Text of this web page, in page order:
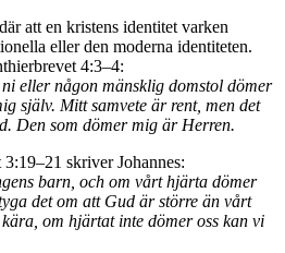
att en kristens identitet varken
eller den moderna identiteten.
4:3–4:
eller någon mänsklig domstol dömer
själv. Mitt samvete är rent, men det
Den som dömer mig är Herren.
skriver Johannes:
barn, och om vårt hjärta dömer
det om att Gud är större än vårt
om hjärtat inte dömer oss kan vi